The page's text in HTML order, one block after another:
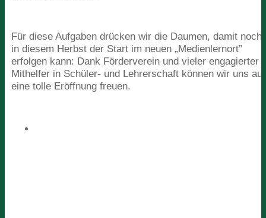
Für diese Aufgaben drücken wir die Daumen, damit noch
in diesem Herbst der Start im neuen„Medienlernort”
erfolgen kann: Dank Förderverein und vieler engagierter
Mithelfer in Schüler- und Lehrerschaft können wir uns auf
eine tolle Eröffnung freuen.